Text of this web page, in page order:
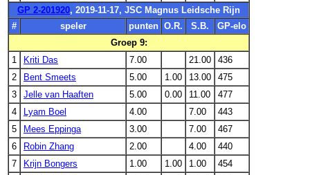
GP 2-201920, 2019-11-17, JSC Magnus Leidsche Rijn
#
speler punten O.R. S.B.
GP-elo
Groep 9:
1
Kriti Das 7.00 21.00
436
2
Bent Smeets 5.00 1.00 13.00
475
3
Jelle van Haaften 5.00 0.00 11.00
477
4
Lyam Boel 4.00 7.00
443
5
Mees Eppinga 3.00 7.00
467
6
Robin Zhang 2.00 4.00
440
7
Krijn Bongers 1.00 1.00 1.00
454